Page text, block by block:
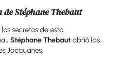
Stéphane Thebaut
secretos de esta
Stéphane Thebautabrió las
Jacquanes.